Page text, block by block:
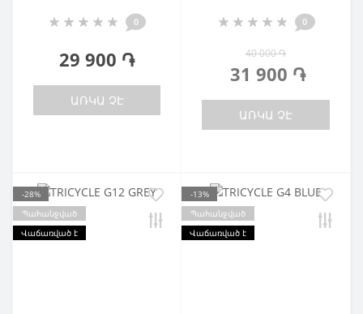
0
29 900 ֏
ԱՌԿԱ ՉԷ
0
40 000 ֏
31 900 ֏
ԱՌԿԱ ՉԷ
-28%
Պահանջված
Վաճառված է
-13%
Պահանջված
Վաճառված է